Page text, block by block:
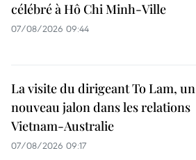
célébré à Hô Chi Minh-Ville
07/08/2026 09:44
La visite du dirigeant To Lam, un
nouveau jalon dans les relations
Vietnam-Australie
07/08/2026 09:17